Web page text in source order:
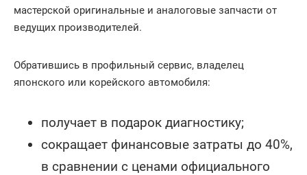
мастерской оригинальные и аналоговые запчасти от
ведущих производителей.
Обратившись в профильный сервис, владелец
японского или корейского автомобиля:
получает в подарок диагностику;
сокращает финансовые затраты до 40%,
в сравнении с ценами официального